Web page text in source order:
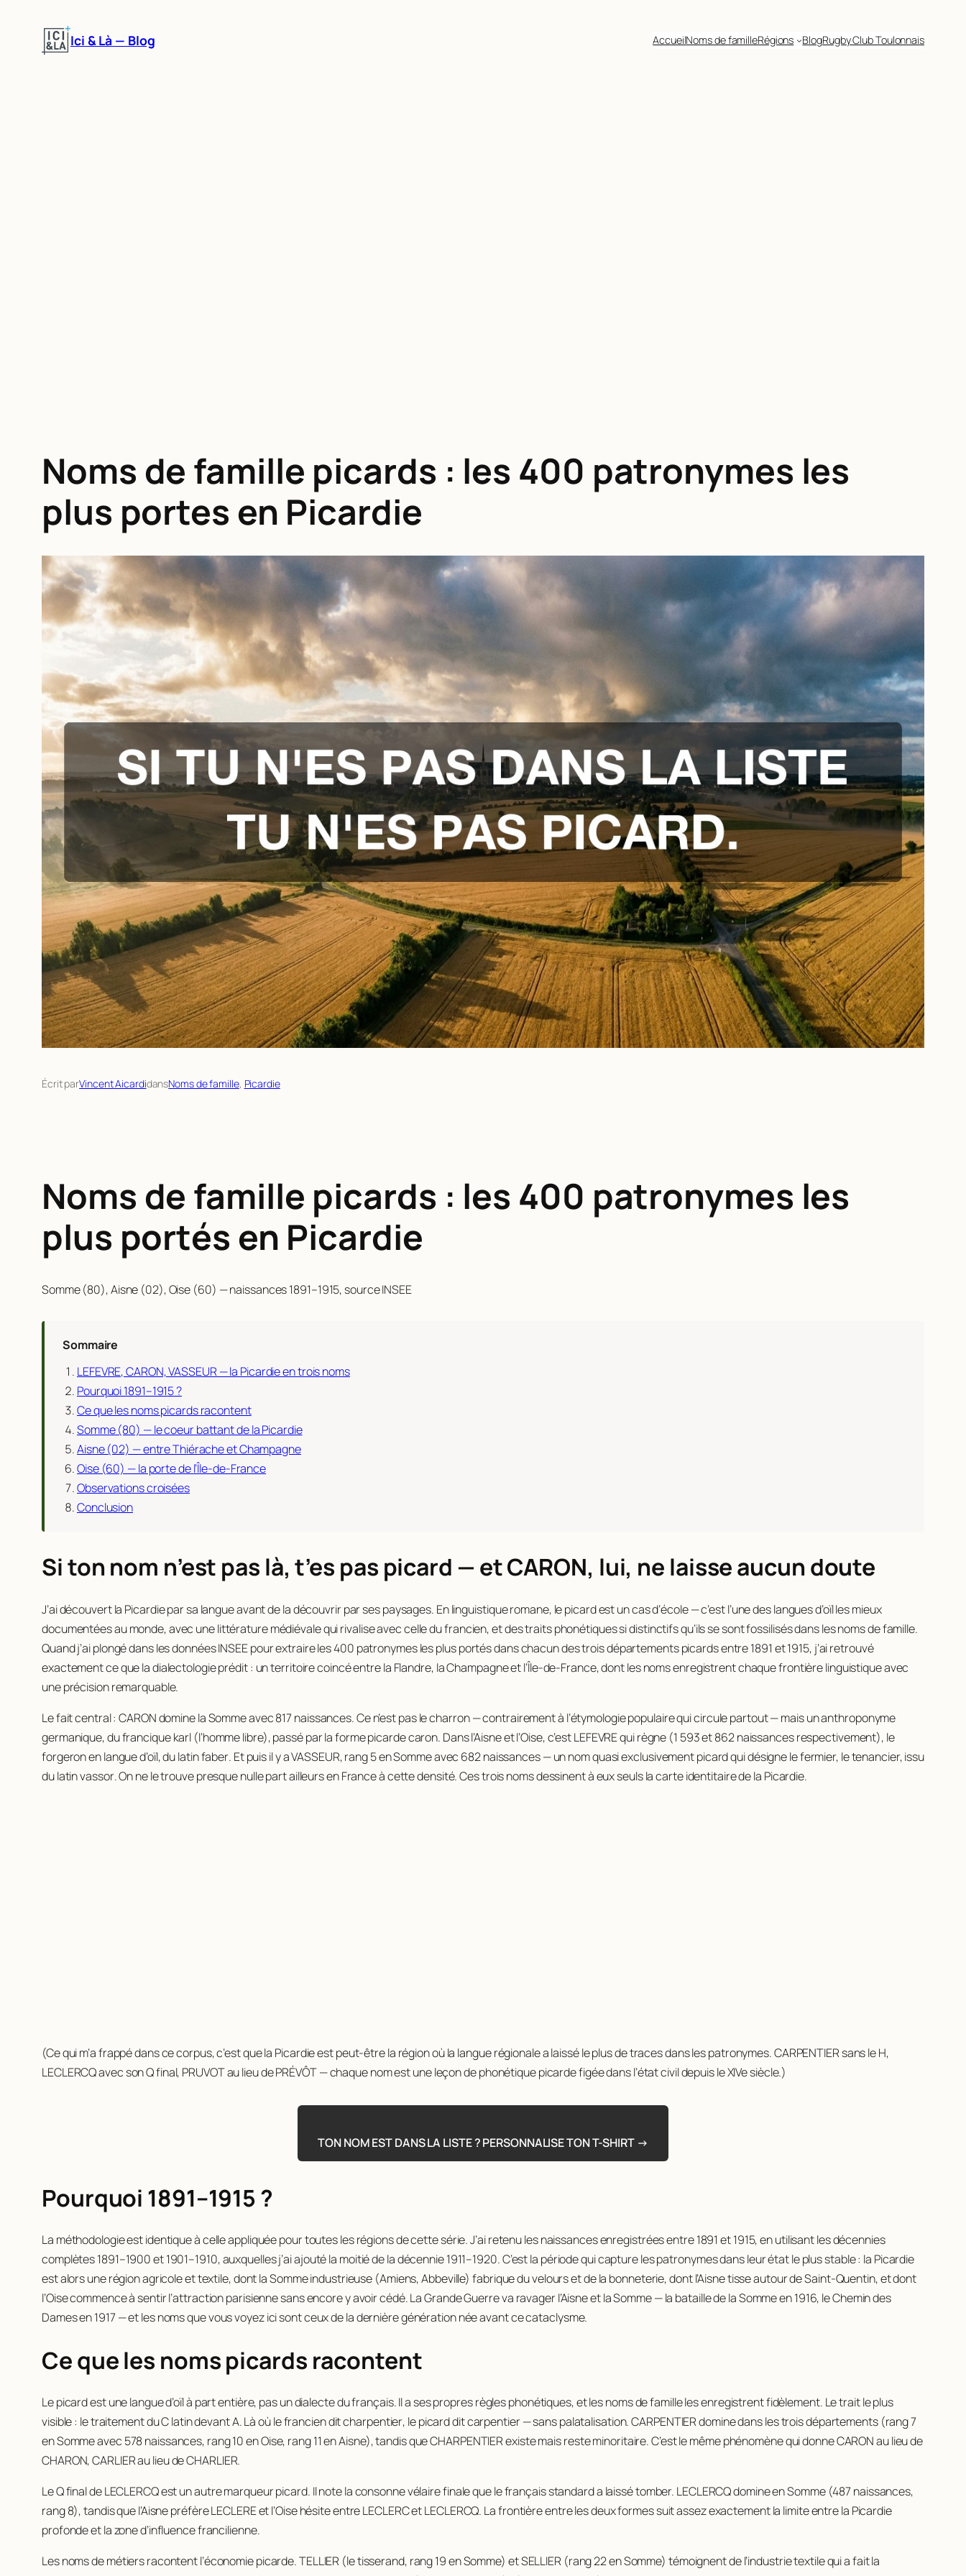
contenu
Ici & Là — Blog AccueilNoms de familleRégions BlogRugby Club Toulonnais
Noms de famille picards : les 400 patronymes les
plus portes en Picardie
Écrit parVincent AicardidansNoms de famille, Picardie
Noms de famille picards : les 400 patronymes les
plus portés en Picardie
Somme (80), Aisne (02), Oise (60) — naissances 1891–1915, source INSEE
Sommaire
LEFEVRE, CARON, VASSEUR — la Picardie en trois noms
Pourquoi 1891–1915 ?
Ce que les noms picards racontent
Somme (80) — le coeur battant de la Picardie
Aisne (02) — entre Thiérache et Champagne
Oise (60) — la porte de l’Île-de-France
Observations croisées
Conclusion
Si ton nom n’est pas là, t’es pas picard — et CARON, lui, ne laisse aucun doute
J’ai découvert la Picardie par sa langue avant de la découvrir par ses paysages. En linguistique romane, le picard est un cas d’école — c’est l’une des langues d’oïl les mieux
documentées au monde, avec une littérature médiévale qui rivalise avec celle du francien, et des traits phonétiques si distinctifs qu’ils se sont fossilisés dans les noms de famille.
Quand j’ai plongé dans les données INSEE pour extraire les 400 patronymes les plus portés dans chacun des trois départements picards entre 1891 et 1915, j’ai retrouvé
exactement ce que la dialectologie prédit : un territoire coincé entre la Flandre, la Champagne et l’Île-de-France, dont les noms enregistrent chaque frontière linguistique avec
une précision remarquable.
Le fait central : CARON domine la Somme avec 817 naissances. Ce n’est pas le charron — contrairement à l’étymologie populaire qui circule partout — mais un anthroponyme
germanique, du franciquekarl (l’homme libre), passé par la forme picardecaron. Dans l’Aisne et l’Oise, c’est LEFEVRE qui règne (1 593 et 862 naissances respectivement), le
forgeron en langue d’oïl, du latinfaber. Et puis il y a VASSEUR, rang 5 en Somme avec 682 naissances — un nom quasi exclusivement picard qui désigne le fermier, le tenancier, issu
du latinvassor. On ne le trouve presque nulle part ailleurs en France à cette densité. Ces trois noms dessinent à eux seuls la carte identitaire de la Picardie.
(Ce qui m’a frappé dans ce corpus, c’est que la Picardie est peut-être la région où la langue régionale a laissé le plus de traces dans les patronymes. CARPENTIER sans le H,
LECLERCQ avec son Q final, PRUVOT au lieu de PRÉVÔT — chaque nom est une leçon de phonétique picarde figée dans l’état civil depuis le XIVe siècle.)
TON NOM EST DANS LA LISTE ? PERSONNALISE TON T-SHIRT →
Pourquoi 1891–1915 ?
La méthodologie est identique à celle appliquée pour toutes les régions de cette série. J’ai retenu les naissances enregistrées entre 1891 et 1915, en utilisant les décennies
complètes 1891–1900 et 1901–1910, auxquelles j’ai ajouté la moitié de la décennie 1911–1920. C’est la période qui capture les patronymes dans leur état le plus stable : la Picardie
est alors une région agricole et textile, dont la Somme industrieuse (Amiens, Abbeville) fabrique du velours et de la bonneterie, dont l’Aisne tisse autour de Saint-Quentin, et dont
l’Oise commence à sentir l’attraction parisienne sans encore y avoir cédé. La Grande Guerre va ravager l’Aisne et la Somme — la bataille de la Somme en 1916, le Chemin des
Dames en 1917 — et les noms que vous voyez ici sont ceux de la dernière génération née avant ce cataclysme.
Ce que les noms picards racontent
Le picard est une langue d’oïl à part entière, pas un dialecte du français. Il a ses propres règles phonétiques, et les noms de famille les enregistrent fidèlement. Le trait le plus
visible : le traitement du C latin devant A. Là où le francien ditcharpentier, le picard ditcarpentier— sans palatalisation. CARPENTIER domine dans les trois départements (rang 7
en Somme avec 578 naissances, rang 10 en Oise, rang 11 en Aisne), tandis que CHARPENTIER existe mais reste minoritaire. C’est le même phénomène qui donne CARON au lieu de
CHARON, CARLIER au lieu de CHARLIER.
Le Q final de LECLERCQ est un autre marqueur picard. Il note la consonne vélaire finale que le français standard a laissé tomber. LECLERCQ domine en Somme (487 naissances,
rang 8), tandis que l’Aisne préfère LECLERE et l’Oise hésite entre LECLERC et LECLERCQ. La frontière entre les deux formes suit assez exactement la limite entre la Picardie
profonde et la zone d’influence francilienne.
Les noms de métiers racontent l’économie picarde. TELLIER (le tisserand, rang 19 en Somme) et SELLIER (rang 22 en Somme) témoignent de l’industrie textile qui a fait la